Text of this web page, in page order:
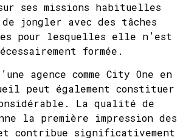
ses missions habituelles
jongler avec des tâches
pour lesquelles elle n’est
formée.
agence comme City One en
peut également constituer
La qualité de
la première impression des
contribue significativement